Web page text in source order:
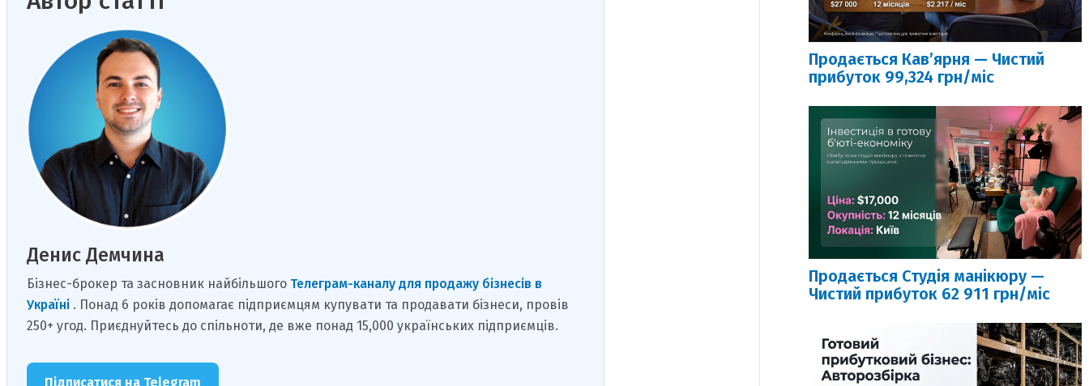
Денис Демчина
Бізнес-брокер та засновник найбільшого Телеграм-каналу для продажу бізнесів в
Україні . Понад 6 років допомагає підприємцям купувати та продавати бізнеси, провів
250+ угод. Приєднуйтесь до спільноти, де вже понад 15,000 українських підприємців.
Підписатися на Telegram
Продається Кавʼярня — Чистий
прибуток 99,324 грн/міс
Продається Студія манікюру —
Чистий прибуток 62 911 грн/міс